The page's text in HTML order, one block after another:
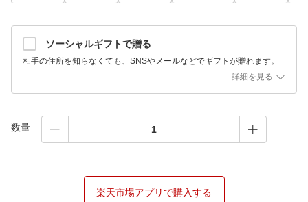
ソーシャルギフトで贈る
相手の住所を知らなくても、SNSやメールなどでギフトが贈れます。
詳細を見る
数量
楽天市場アプリで購入する